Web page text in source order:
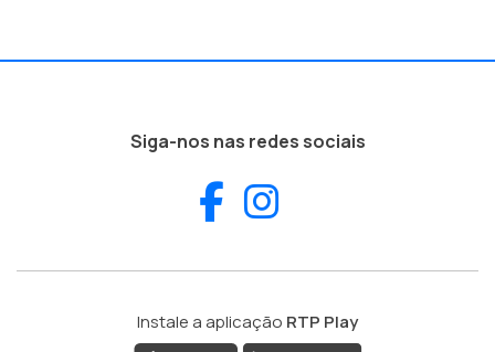
Siga-nos nas redes sociais
Facebook
Instale a aplicação RTP Play